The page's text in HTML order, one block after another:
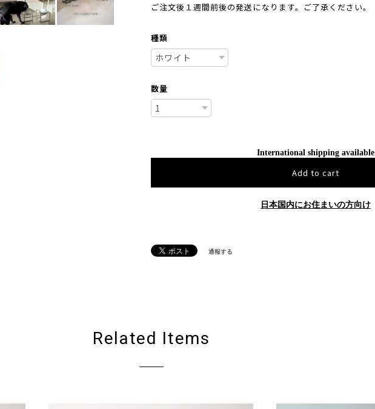
ご注文後１週間前後の発送になります。ご了承ください。
種類
数量
International shipping available
Add to cart
日本国内にお住まいの方向け
通報する
Related Items